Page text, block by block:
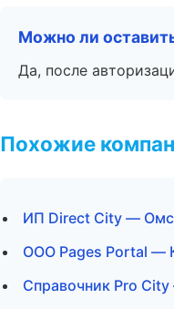
Можно ли
Да, после
Похожие
ИП Direct City —
ООО Pages Portal —
Справочник Pro